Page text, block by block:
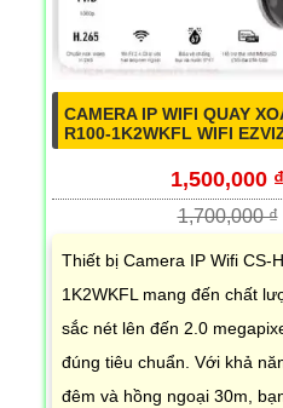
CAMERA IP WIFI QUAY
R100-1K2WKFL WIFI
1,500,000 ₫
1,700,000 ₫
Thiết bị Camera IP Wifi CS-
1K2WKFL mang đến chất
sắc nét lên đến 2.0
đúng tiêu chuẩn. Với khả
đêm và hồng ngoại 30m,